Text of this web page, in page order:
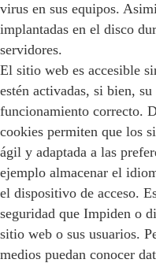
virus en sus equipos.
implantadas en el disco
servidores.
El sitio web es accesible
estén activadas, si bien,
funcionamiento correcto.
cookies permiten que los
ágil y adaptada a las
ejemplo almacenar el
el dispositivo de acceso.
seguridad que Impiden o
sitio web o sus usuarios.
medios puedan conocer